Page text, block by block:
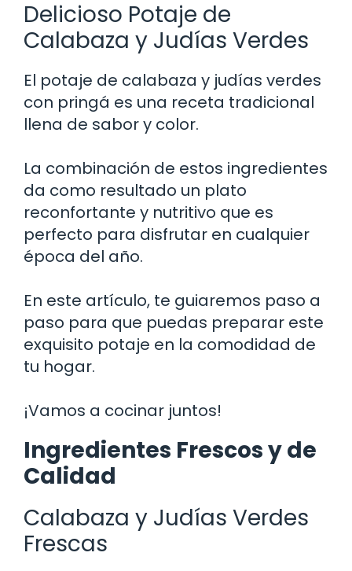
Delicioso Potaje de
Calabaza y Judías Verdes
El potaje de calabaza y judías verdes
con pringá es una receta tradicional
llena de sabor y color.
La combinación de estos ingredientes
da como resultado un plato
reconfortante y nutritivo que es
perfecto para disfrutar en cualquier
época del año.
En este artículo, te guiaremos paso a
paso para que puedas preparar este
exquisito potaje en la comodidad de
tu hogar.
¡Vamos a cocinar juntos!
Ingredientes Frescos y de
Calidad
Calabaza y Judías Verdes
Frescas